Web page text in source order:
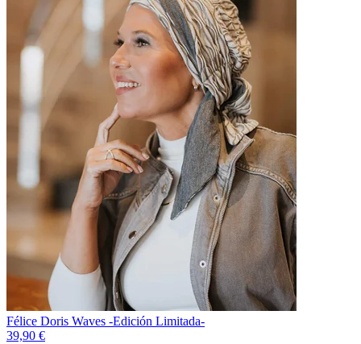
Félice Doris Waves -Edición Limitada-
39,90 €